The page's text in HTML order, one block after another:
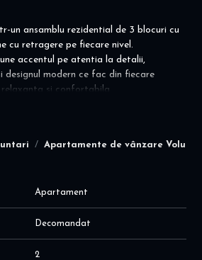
Apartamente de vânzare
un ansamblu rezidential de 3 blocuri cu
cu retragere pe fiecare nivel.
accentul pe atentia la detalii,
modern ce fac din fiecare
si confortabila.
suprafata bine compartimentata de
premium, iluminate cu banda led, lift
cat si la interior, fatada
cat si polistiren xps 100,
de instalatii fonoabsorbante,
in pardoseala, balustrade sticla
Apartament
Decomandat
2